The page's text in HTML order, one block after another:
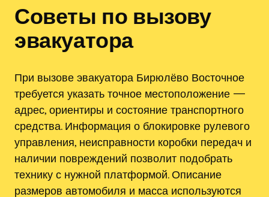
Советы по вызову
эвакуатора
При вызове эвакуатора Бирюлёво Восточное
требуется указать точное местоположение —
адрес, ориентиры и состояние транспортного
средства. Информация о блокировке рулевого
управления, неисправности коробки передач и
наличии повреждений позволит подобрать
технику с нужной платформой. Описание
размеров автомобиля и масса используются